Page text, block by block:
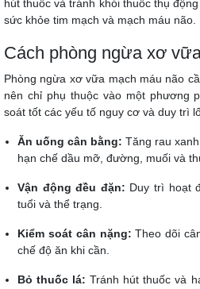
hút thuốc và tránh khói thuốc thụ
sức khỏe tim mạch và mạch máu não.
Cách phòng ngừa xơ
Phòng ngừa xơ vữa mạch máu não
nên chỉ phụ thuộc vào một phương
soát tốt các yếu tố nguy cơ và duy trì
Ăn uống cân bằng: Tăng rau
hạn chế dầu mỡ, đường, muối và
Vận động đều đặn: Duy trì hoạt
tuổi và thể trạng.
Kiểm soát cân nặng: Theo dõi
chế độ ăn khi cần.
Bỏ thuốc lá: Tránh hút thuốc và